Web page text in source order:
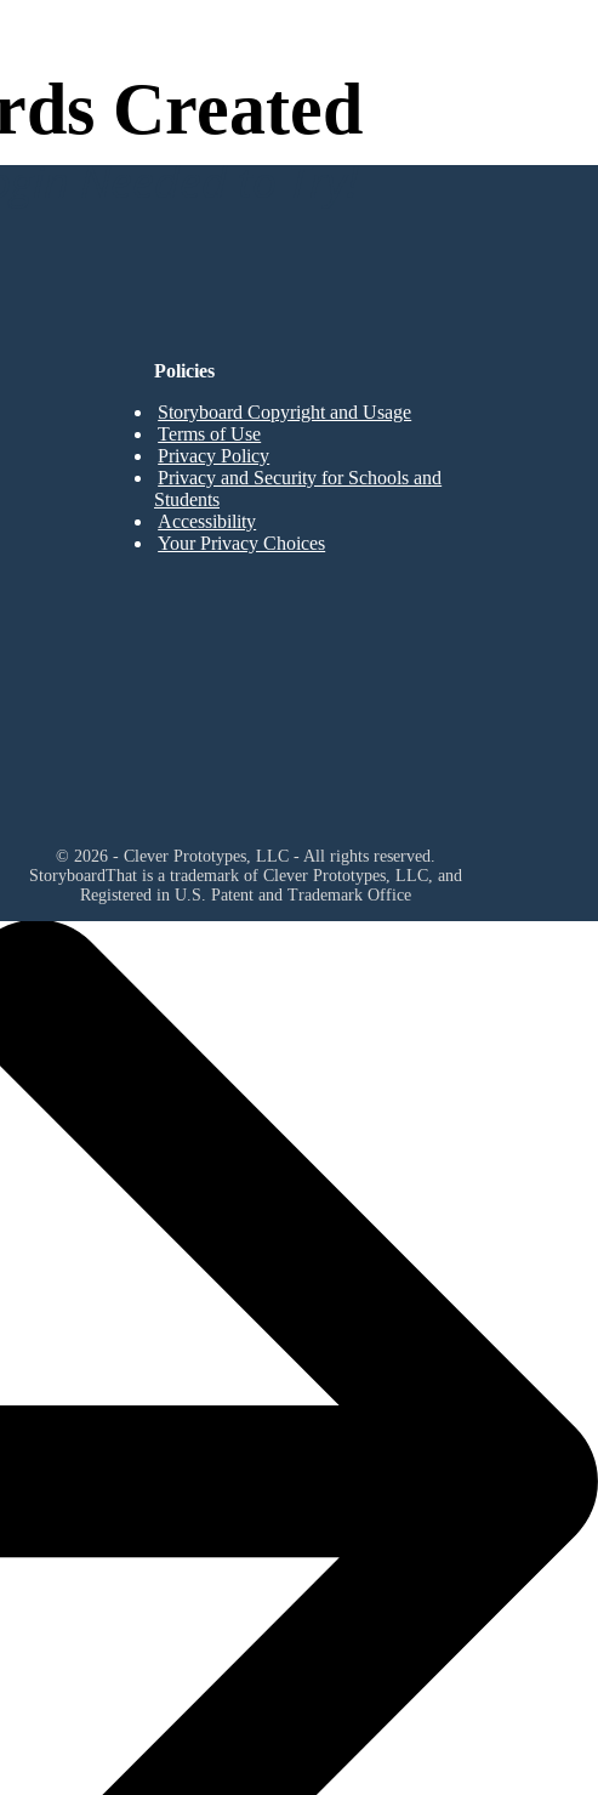
Created
Needed to Try!
Policies
Storyboard Copyright and Usage
Terms of Use
Privacy Policy
Privacy and Security for Schools and
Students
Accessibility
Your Privacy Choices
© 2026 - Clever Prototypes, LLC - All rights reserved.
StoryboardThat is a trademark of Clever Prototypes, LLC, and
Registered in U.S. Patent and Trademark Office